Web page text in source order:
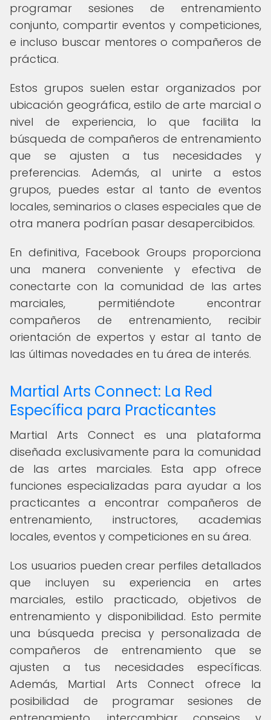
programar sesiones de entrenamiento
conjunto, compartir eventos y competiciones,
e incluso buscar mentores o compañeros de
práctica.
Estos grupos suelen estar organizados por
ubicación geográfica, estilo de arte marcial o
nivel de experiencia, lo que facilita la
búsqueda de compañeros de entrenamiento
que se ajusten a tus necesidades y
preferencias. Además, al unirte a estos
grupos, puedes estar al tanto de eventos
locales, seminarios o clases especiales que de
otra manera podrían pasar desapercibidos.
En definitiva, Facebook Groups proporciona
una manera conveniente y efectiva de
conectarte con la comunidad de las artes
marciales, permitiéndote encontrar
compañeros de entrenamiento, recibir
orientación de expertos y estar al tanto de
las últimas novedades en tu área de interés.
Martial Arts Connect: La Red
Específica para Practicantes
Martial Arts Connect es una plataforma
diseñada exclusivamente para la comunidad
de las artes marciales. Esta app ofrece
funciones especializadas para ayudar a los
practicantes a encontrar compañeros de
entrenamiento, instructores, academias
locales, eventos y competiciones en su área.
Los usuarios pueden crear perfiles detallados
que incluyen su experiencia en artes
marciales, estilo practicado, objetivos de
entrenamiento y disponibilidad. Esto permite
una búsqueda precisa y personalizada de
compañeros de entrenamiento que se
ajusten a tus necesidades específicas.
Además, Martial Arts Connect ofrece la
posibilidad de programar sesiones de